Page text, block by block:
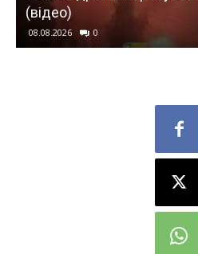
(відео)
08.08.2026 0